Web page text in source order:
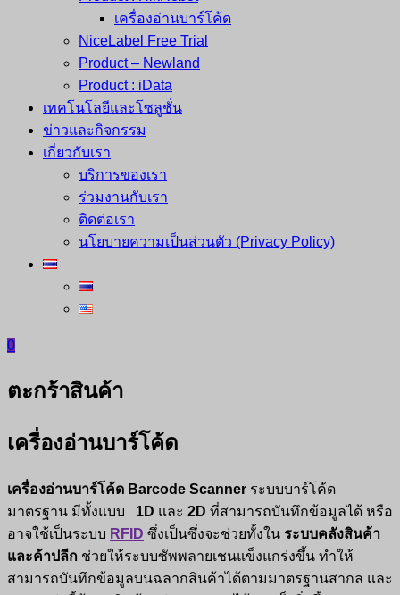
เครื่องอ่านบาร์โค้ด
NiceLabel Free Trial
Product – Newland
Product : iData
เทคโนโลยีและโซลูชั่น
ข่าวและกิจกรรม
เกี่ยวกับเรา
บริการของเรา
ร่วมงานกับเรา
ติดต่อเรา
นโยบายความเป็นส่วนตัว (Privacy Policy)
0
ตะกร้าสินค้า
เครื่องอ่านบาร์โค้ด
เครื่องอ่านบาร์โค้ด Barcode Scanner ระบบบาร์โค้ด
มาตรฐาน มีทั้งแบบ 1D และ 2D ที่สามารถบันทึกข้อมูลได้ หรือ
อาจใช้เป็นระบบ RFID ซึ่งเป็นซึ่งจะช่วยทั้งใน ระบบคลังสินค้า
และค้าปลีก ช่วยให้ระบบซัพพลายเชนแข็งแกร่งขึ้น ทำให้
สามารถบันทึกข้อมูลบนฉลากสินค้าได้ตามมาตรฐานสากล และ